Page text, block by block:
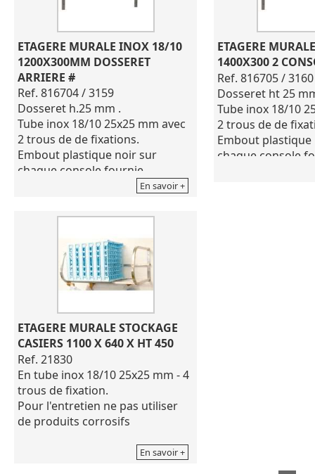
ETAGERE MURALE INOX 18/10
1200X300MM DOSSERET
ARRIERE #
Ref. 816704 / 3159
Dosseret h.25 mm .
Tube inox 18/10 25x25 mm avec
2 trous de de fixations.
Embout plastique noir sur
chaque console fournie.
En savoir +
ETAGERE
1400X300 2
Ref. 816705 / 3160
Dosseret ht 25
Tube inox 18/10
2 trous de de
Embout
chaque console
ETAGERE MURALE STOCKAGE
CASIERS 1100 X 640 X HT 450
Ref. 21830
En tube inox 18/10 25x25 mm - 4
trous de fixation.
Pour l'entretien ne pas utiliser
de produits corrosifs
En savoir +